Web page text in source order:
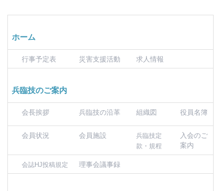
ホーム
行事予定表 災害支援活動 求人情報
兵臨技のご案内
会長挨拶 兵臨技の沿革 組織図 役員名簿
会員状況 会員施設
兵臨技定
款・規程
入会のご
案内
会誌HJ投稿規定 理事会議事録